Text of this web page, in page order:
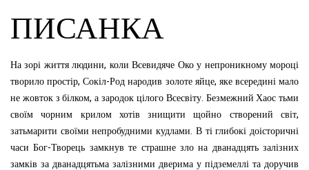
ПИСАНКА
На зорі життя людини, коли Всевидяче Око у непроникному мороці
творило простір,Сокіл-Род народив золоте яйце, яке всередині мало
не жовток з білком,а зародок цілого Всесвіту. Безмежний Хаос тьми
своїм
чорним крилом хотів знищити щойно створений світ,
затьмарити своїми непробудними кудлами. В ті глибокі доісторичні
часи Бог-Творець замкнув те страшне зло на дванадцять залізних
замків за дванадцятьма залізними дверима у підземеллі та доручив